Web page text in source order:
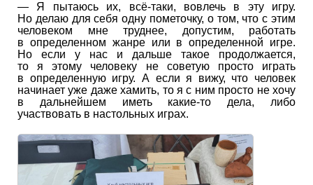
— Я пытаюсь их, всё-таки, вовлечь в эту игру.
Но делаю для себя одну пометочку, о том, что с этим
человеком мне труднее, допустим, работать
в определенном жанре или в определенной игре.
Но если у нас и дальше такое продолжается,
то я этому человеку не советую просто играть
в определенную игру. А если я вижу, что человек
начинает уже даже хамить, то я с ним просто не хочу
в дальнейшем иметь какие-то дела, либо
участвовать в настольных играх.